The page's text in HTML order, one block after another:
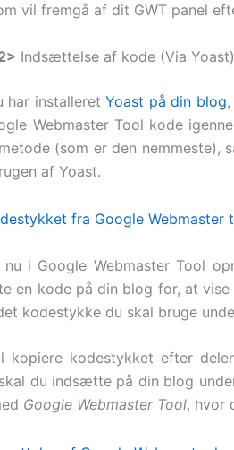
vil fremgå af dit GWT panel
Indsættelse af kode (Via Yoast)
har installeretYoast på din blog
Webmaster Tool kode
(som er den nemmeste),
af Yoast.
nu i Google Webmaster Tool
en kode på din blog for, at
kodestykke du skal bruge
kopiere kodestykket efter
du indsætte på din blog
Google Webmaster Tool, hvor